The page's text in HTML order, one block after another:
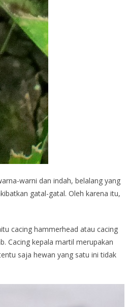
warni dan indah, belalang yang
gatal-gatal. Oleh karena itu,
cacing hammerhead atau cacing
Cacing kepala martil merupakan
saja hewan yang satu ini tidak